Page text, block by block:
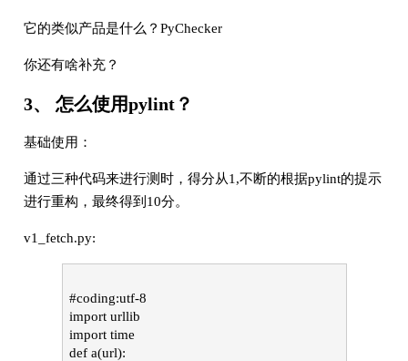
它的类似产品是什么？PyChecker
你还有啥补充？
3、 怎么使用pylint？
基础使用：
通过三种代码来进行测时，得分从1,不断的根据pylint的提示
进行重构，最终得到10分。
v1_fetch.py:
#coding:utf-8
import urllib
import time
def a(url):